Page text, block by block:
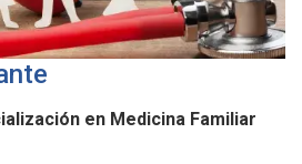
en Medicina Familiar